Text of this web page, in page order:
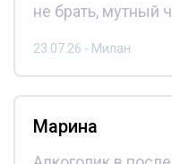
не брать, мутный
23.07.26 - Милан
Марина